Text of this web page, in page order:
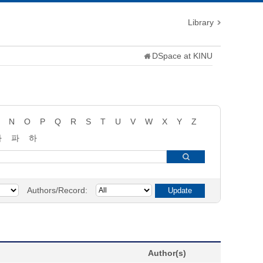
Library
DSpace at KINU
N O P Q R S T U V W X Y
Z
파
하
Authors/Record:
Author(s)